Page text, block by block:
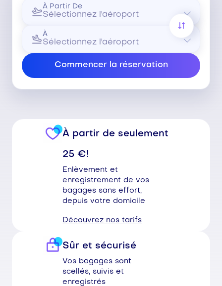
À Partir De
À
Commencer la réservation
À partir de seulement
25 €!
Enlèvement et
enregistrement de vos
bagages sans effort,
depuis votre domicile
Découvrez nos tarifs
Sûr et sécurisé
Vos bagages sont
scellés, suivis et
enregistrés